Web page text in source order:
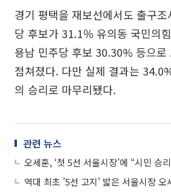
경기 평택을 재보선에서도 출구
당 후보가 31.1％ 유의동 국민의
용남 민주당 후보 30.30% 등으로
점쳐졌다. 다만 실제 결과는
의 승리로 마무리됐다.
관련 뉴스